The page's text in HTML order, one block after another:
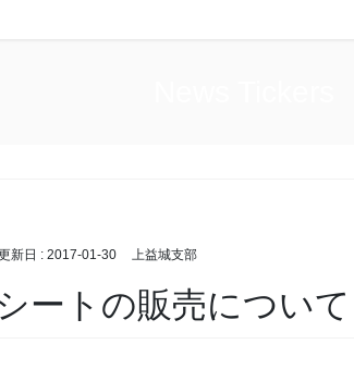
新日 : 2017-01-30 上益城支部
ートの販売について